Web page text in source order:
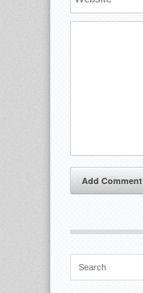
Add Comment